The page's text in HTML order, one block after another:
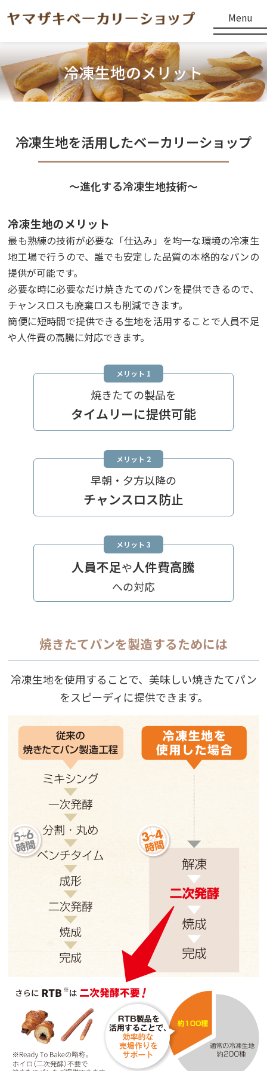
Menu
冷凍生地のメリット
冷凍生地を活用したベーカリーショップ
〜進化する冷凍生地技術〜
冷凍生地のメリット
最も熟練の技術が必要な「仕込み」を均一な環境の冷凍生
地工場で行うので、誰でも安定した品質の本格的なパンの
提供が可能です。
必要な時に必要なだけ焼きたてのパンを提供できるので、
チャンスロスも廃棄ロスも削減できます。
簡便に短時間で提供できる生地を活用することで人員不足
や人件費の高騰に対応できます。
メリット 1
焼きたての製品を
タイムリーに提供可能
メリット 2
早朝・夕方以降の
チャンスロス防止
メリット 3
人員不足や人件費高騰
への対応
焼きたてパンを製造するためには
冷凍生地を使用することで、美味しい焼きたてパン
をスピーディに提供できます。